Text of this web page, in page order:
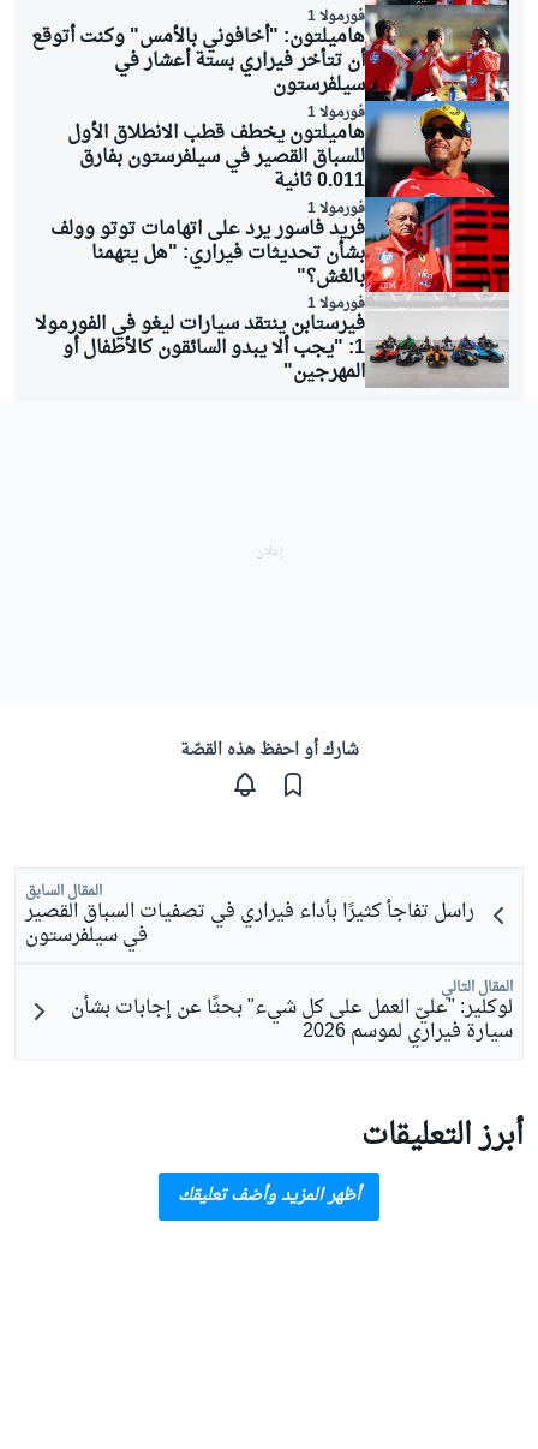
فورمولا 1
هاميلتون: "أخافوني بالأمس" وكنت أتوقع
أن تتأخر فيراري بستة أعشار في
سيلفرستون
فورمولا 1
هاميلتون يخطف قطب الانطلاق الأول
للسباق القصير في سيلفرستون بفارق
0.011 ثانية
فورمولا 1
فريد فاسور يرد على اتهامات توتو وولف
بشأن تحديثات فيراري: "هل يتهمنا
بالغش؟"
فورمولا 1
فيرستابن ينتقد سيارات ليغو في الفورمولا
1: "يجب ألا يبدو السائقون كالأطفال أو
المهرجين"
شارك أو احفظ هذه القصّة
المقال السابق
راسل تفاجأ كثيرًا بأداء فيراري في تصفيات السباق القصير
في سيلفرستون
المقال التالي
لوكلير: "عليّ العمل على كل شيء" بحثًا عن إجابات بشأن
سيارة فيراري لموسم 2026
أبرز التعليقات
أظهر المزيد وأضف تعليقك